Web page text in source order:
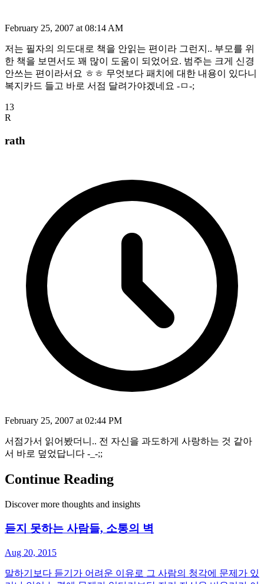
February 25, 2007 at 08:14 AM
저는 필자의 의도대로 책을 안읽는 편이라 그런지.. 부모를 위
한 책을 보면서도 꽤 많이 도움이 되었어요. 범주는 크게 신경
안쓰는 편이라서요 ㅎㅎ 무엇보다 패치에 대한 내용이 있다니
복지카드 들고 바로 서점 달려가야겠네요 -ㅁ-;
13
R
rath
February 25, 2007 at 02:44 PM
서점가서 읽어봤더니.. 전 자신을 과도하게 사랑하는 것 같아
서 바로 덮었답니다 -_-;;
Continue Reading
Discover more thoughts and insights
듣지 못하는 사람들, 소통의 벽
Aug 20, 2015
말하기보다 듣기가 어려운 이유로 그 사람의 청각에 문제가 있